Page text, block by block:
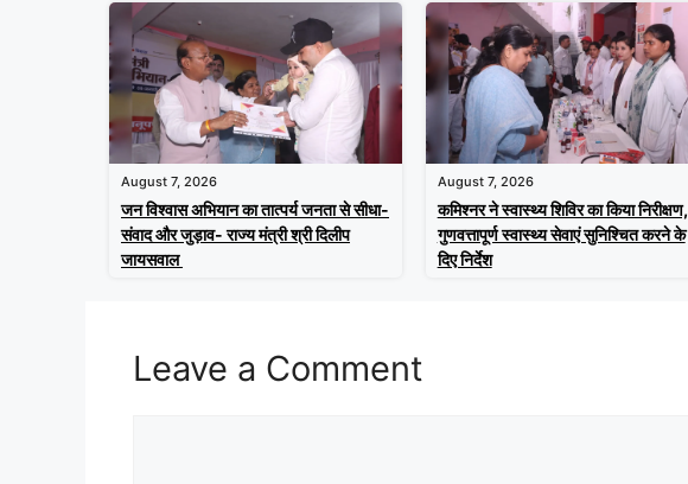
August 7, 2026
जन विश्वास अभियान का तात्पर्य जनता से सीधा-
संवाद और जुड़ाव- राज्य मंत्री श्री दिलीप
जायसवाल
August 7, 2026
कमिश्नर ने स्वास्थ्य शिविर का किया निरीक्षण,
गुणवत्तापूर्ण स्वास्थ्य सेवाएं सुनिश्चित करने के
दिए निर्देश
Leave a Comment